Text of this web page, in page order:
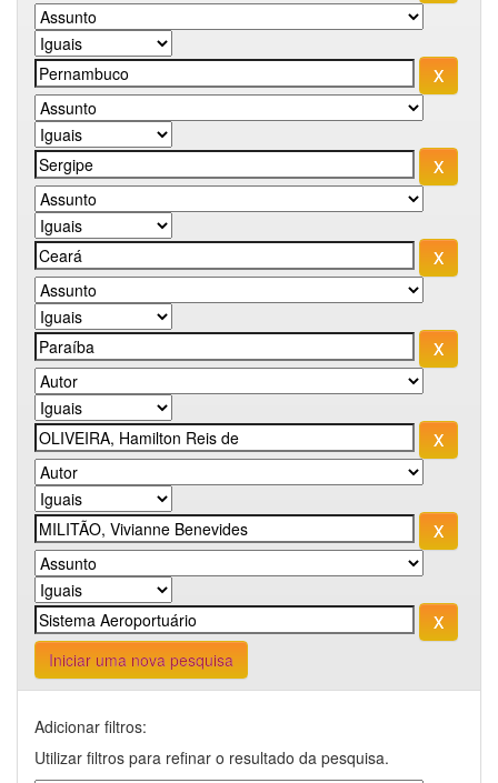
Iniciar uma nova pesquisa
Adicionar filtros:
Utilizar filtros para refinar o resultado da pesquisa.